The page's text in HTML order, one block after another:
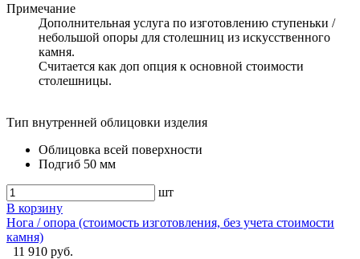
Примечание
Дополнительная услуга по изготовлению ступеньки /
небольшой опоры для столешниц из искусственного
камня.
Считается как доп опция к основной стоимости
столешницы.
Тип внутренней облицовки изделия
Облицовка всей поверхности
Подгиб 50 мм
шт
В корзину
Нога / опора (стоимость изготовления, без учета стоимости
камня)
11 910 руб.